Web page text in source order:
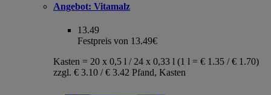
Angebot: Vitamalz
13.49
Festpreis von 13.49€
Kasten = 20 x 0,5 l / 24 x 0,33 l (1 l = € 1.35 / € 1.70)
zzgl. € 3.10 / € 3.42 Pfand, Kasten